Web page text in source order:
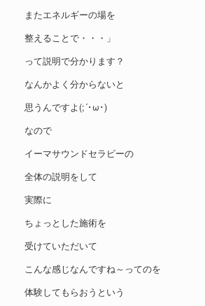
またエネルギーの場を
整えることで・・・」
って説明で分かります？
なんかよく分からないと
思うんですよ(;´･ω･)
なので
イーマサウンドセラピーの
全体の説明をして
実際に
ちょっとした施術を
受けていただいて
こんな感じなんですね～ってのを
体験してもらおうという